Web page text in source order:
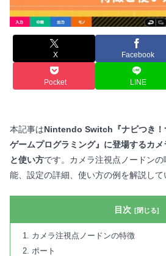
X Facebook
Pocket LINE
本記事はNintendo Switch『ナビつき！
ゲームプログラミング』に登場するカ
と使い方です。カメラ注視点ノードン
能、設定の詳細、使い方の例を解説して
目次
カメラ注視点ノードンの特徴
ポート